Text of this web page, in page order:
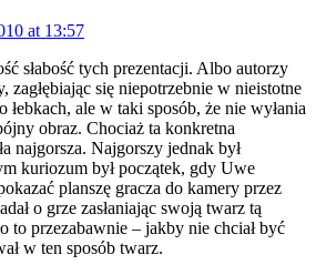
at 13:57
słabość tych prezentacji. Albo autorzy
zagłębiając się niepotrzebnie w nieistotne
łebkach, ale w taki sposób, że nie wyłania
obraz. Chociaż ta konkretna
najgorsza. Najgorszy jednak był
kuriozum był początek, gdy Uwe
planszę gracza do kamery przez
o grze zasłaniając swoją twarz tą
to przezabawnie – jakby nie chciał być
w ten sposób twarz.